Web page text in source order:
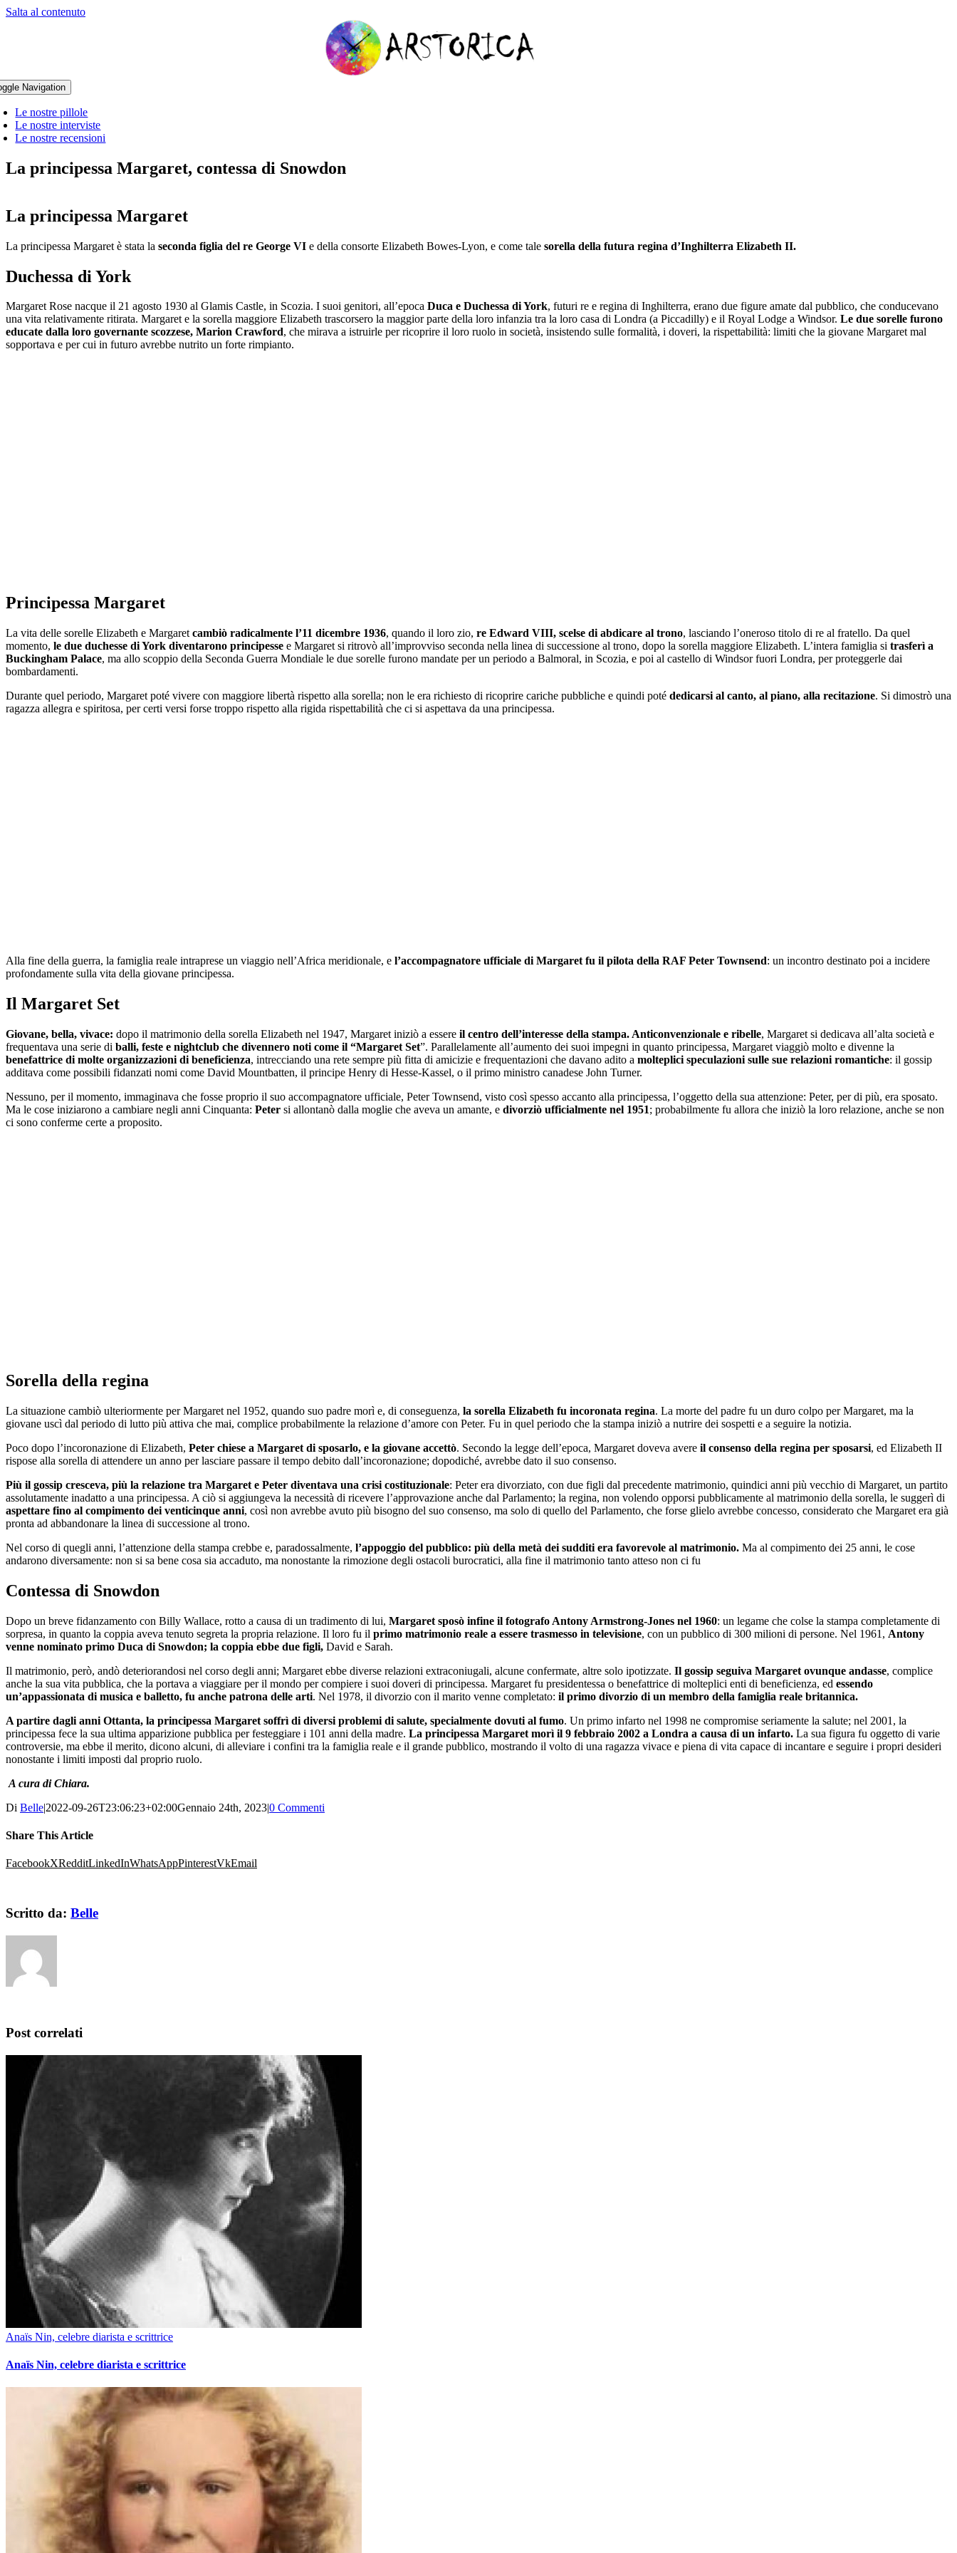
Salta al contenuto
Navigation
Le nostre pillole
Le nostre interviste
Le nostre recensioni
La principessa Margaret, contessa di Snowdon
La principessa Margaret
La principessa Margaret è stata la seconda figlia del re George VI e della consorte Elizabeth Bowes-Lyon, e come tale sorella della futura regina d’Inghilterra Elizabeth II.
Duchessa di York
Margaret Rose nacque il 21 agosto 1930 al Glamis Castle, in Scozia. I suoi genitori, all’epoca Duca e Duchessa di York, futuri re e regina di Inghilterra, erano due figure amate dal pubblico, che conducevano
una vita relativamente ritirata. Margaret e la sorella maggiore Elizabeth trascorsero la maggior parte della loro infanzia tra la loro casa di Londra (a Piccadilly) e il Royal Lodge a Windsor. Le due sorelle furono
educate dalla loro governante scozzese, Marion Crawford, che mirava a istruirle per ricoprire il loro ruolo in società, insistendo sulle formalità, i doveri, la rispettabilità: limiti che la giovane Margaret mal
sopportava e per cui in futuro avrebbe nutrito un forte rimpianto.
Principessa Margaret
La vita delle sorelle Elizabeth e Margaret cambiò radicalmente l’11 dicembre 1936, quando il loro zio, re Edward VIII, scelse di abdicare al trono, lasciando l’oneroso titolo di re al fratello. Da quel
momento, le due duchesse di York diventarono principesse e Margaret si ritrovò all’improvviso seconda nella linea di successione al trono, dopo la sorella maggiore Elizabeth. L’intera famiglia si trasferì a
Buckingham Palace, ma allo scoppio della Seconda Guerra Mondiale le due sorelle furono mandate per un periodo a Balmoral, in Scozia, e poi al castello di Windsor fuori Londra, per proteggerle dai
bombardamenti.
Durante quel periodo, Margaret poté vivere con maggiore libertà rispetto alla sorella; non le era richiesto di ricoprire cariche pubbliche e quindi poté dedicarsi al canto, al piano, alla recitazione. Si dimostrò una
ragazza allegra e spiritosa, per certi versi forse troppo rispetto alla rigida rispettabilità che ci si aspettava da una principessa.
Alla fine della guerra, la famiglia reale intraprese un viaggio nell’Africa meridionale, e l’accompagnatore ufficiale di Margaret fu il pilota della RAF Peter Townsend: un incontro destinato poi a incidere
profondamente sulla vita della giovane principessa.
Il Margaret Set
Giovane, bella, vivace: dopo il matrimonio della sorella Elizabeth nel 1947, Margaret iniziò a essere il centro dell’interesse della stampa. Anticonvenzionale e ribelle, Margaret si dedicava all’alta società e
frequentava una serie di balli, feste e nightclub che divennero noti come il “Margaret Set”. Parallelamente all’aumento dei suoi impegni in quanto principessa, Margaret viaggiò molto e divenne la
benefattrice di molte organizzazioni di beneficienza, intrecciando una rete sempre più fitta di amicizie e frequentazioni che davano adito a molteplici speculazioni sulle sue relazioni romantiche: il gossip
additava come possibili fidanzati nomi come David Mountbatten, il principe Henry di Hesse-Kassel, o il primo ministro canadese John Turner.
Nessuno, per il momento, immaginava che fosse proprio il suo accompagnatore ufficiale, Peter Townsend, visto così spesso accanto alla principessa, l’oggetto della sua attenzione: Peter, per di più, era sposato.
Ma le cose iniziarono a cambiare negli anni Cinquanta: Peter si allontanò dalla moglie che aveva un amante, e divorziò ufficialmente nel 1951; probabilmente fu allora che iniziò la loro relazione, anche se non
ci sono conferme certe a proposito.
Sorella della regina
La situazione cambiò ulteriormente per Margaret nel 1952, quando suo padre morì e, di conseguenza, la sorella Elizabeth fu incoronata regina. La morte del padre fu un duro colpo per Margaret, ma la
giovane uscì dal periodo di lutto più attiva che mai, complice probabilmente la relazione d’amore con Peter. Fu in quel periodo che la stampa iniziò a nutrire dei sospetti e a seguire la notizia.
Poco dopo l’incoronazione di Elizabeth, Peter chiese a Margaret di sposarlo, e la giovane accettò. Secondo la legge dell’epoca, Margaret doveva avere il consenso della regina per sposarsi, ed Elizabeth II
rispose alla sorella di attendere un anno per lasciare passare il tempo debito dall’incoronazione; dopodiché, avrebbe dato il suo consenso.
Più il gossip cresceva, più la relazione tra Margaret e Peter diventava una crisi costituzionale: Peter era divorziato, con due figli dal precedente matrimonio, quindici anni più vecchio di Margaret, un partito
assolutamente inadatto a una principessa. A ciò si aggiungeva la necessità di ricevere l’approvazione anche dal Parlamento; la regina, non volendo opporsi pubblicamente al matrimonio della sorella, le suggerì di
aspettare fino al compimento dei venticinque anni, così non avrebbe avuto più bisogno del suo consenso, ma solo di quello del Parlamento, che forse glielo avrebbe concesso, considerato che Margaret era già
pronta ad abbandonare la linea di successione al trono.
Nel corso di quegli anni, l’attenzione della stampa crebbe e, paradossalmente, l’appoggio del pubblico: più della metà dei sudditi era favorevole al matrimonio. Ma al compimento dei 25 anni, le cose
andarono diversamente: non si sa bene cosa sia accaduto, ma nonostante la rimozione degli ostacoli burocratici, alla fine il matrimonio tanto atteso non ci fu
Contessa di Snowdon
Dopo un breve fidanzamento con Billy Wallace, rotto a causa di un tradimento di lui, Margaret sposò infine il fotografo Antony Armstrong-Jones nel 1960: un legame che colse la stampa completamente di
sorpresa, in quanto la coppia aveva tenuto segreta la propria relazione. Il loro fu il primo matrimonio reale a essere trasmesso in televisione, con un pubblico di 300 milioni di persone. Nel 1961, Antony
venne nominato primo Duca di Snowdon; la coppia ebbe due figli, David e Sarah.
Il matrimonio, però, andò deteriorandosi nel corso degli anni; Margaret ebbe diverse relazioni extraconiugali, alcune confermate, altre solo ipotizzate. Il gossip seguiva Margaret ovunque andasse, complice
anche la sua vita pubblica, che la portava a viaggiare per il mondo per compiere i suoi doveri di principessa. Margaret fu presidentessa o benefattrice di molteplici enti di beneficienza, ed essendo
un’appassionata di musica e balletto, fu anche patrona delle arti. Nel 1978, il divorzio con il marito venne completato: il primo divorzio di un membro della famiglia reale britannica.
A partire dagli anni Ottanta, la principessa Margaret soffrì di diversi problemi di salute, specialmente dovuti al fumo. Un primo infarto nel 1998 ne compromise seriamente la salute; nel 2001, la
principessa fece la sua ultima apparizione pubblica per festeggiare i 101 anni della madre. La principessa Margaret morì il 9 febbraio 2002 a Londra a causa di un infarto. La sua figura fu oggetto di varie
controversie, ma ebbe il merito, dicono alcuni, di alleviare i confini tra la famiglia reale e il grande pubblico, mostrando il volto di una ragazza vivace e piena di vita capace di incantare e seguire i propri desideri
nonostante i limiti imposti dal proprio ruolo.
A cura di Chiara.
Di Belle|2022-09-26T23:06:23+02:00Gennaio 24th, 2023|0 Commenti
Share This Article
FacebookXRedditLinkedInWhatsAppPinterestVkEmail
Scritto da: Belle
Post correlati
Anaïs Nin, celebre diarista e scrittrice
Anaïs Nin, celebre diarista e scrittrice